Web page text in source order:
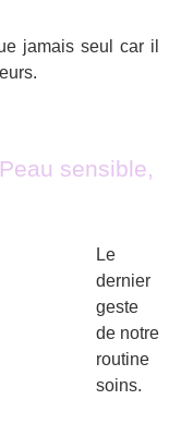
jamais seul car il
sensible,
Le
dernier
geste
de notre
routine
soins.